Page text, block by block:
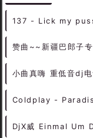
赞曲~~新疆巴郎子
小曲真嗨 重低音dj
DjX威 Einmal